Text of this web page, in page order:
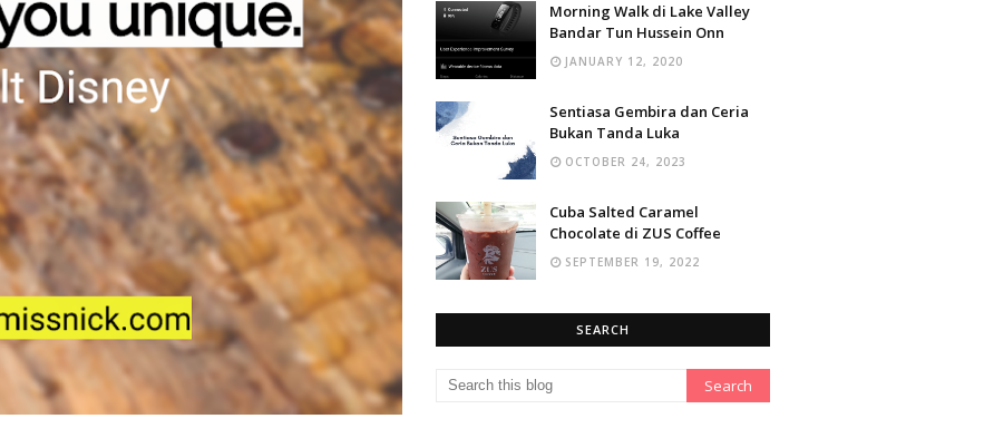
Morning Walk di Lake Valley
Bandar Tun Hussein Onn
JANUARY 12, 2020
Sentiasa Gembira dan Ceria
Bukan Tanda Luka
OCTOBER 24, 2023
Cuba Salted Caramel
Chocolate di ZUS Coffee
SEPTEMBER 19, 2022
SEARCH